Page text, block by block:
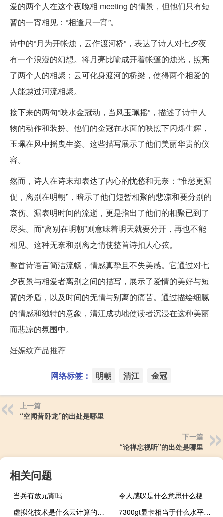
爱的两个人在这个夜晚相 meeting 的情景，但他们只有短
暂的一宵相见：“相逢只一宵”。
诗中的“月为开帐烛，云作渡河桥”，表达了诗人对七夕夜
有一个浪漫的幻想。将月亮比喻成开着帐篷的烛光，照亮
了两个人的相聚；云可化身渡河的桥梁，使得两个相爱的
人能越过河流相聚。
接下来的两句“映水金冠动，当风玉珮摇”，描述了诗中人
物的动作和装扮。他们的金冠在水面的映照下闪烁生辉，
玉珮在风中摇曳生姿。这些描写展示了他们美丽华贵的仪
容。
然而，诗人在诗末却表达了内心的忧愁和无奈：“惟愁更漏
促，离别在明朝”，暗示了他们短暂相聚的悲凉和要分别的
哀伤。漏表明时间的流逝，更是指出了他们的相聚已到了
尽头。而“离别在明朝”则意味着明天就要分开，再也不能
相见。这种无奈和别离之情使整首诗扣人心弦。
整首诗语言简洁流畅，情感真挚且不失美感。它通过对七
夕夜景与相爱者离别之间的描写，展示了爱情的美好与短
暂的矛盾，以及时间的无情与别离的痛苦。通过描绘细腻
的情感和独特的意象，清江成功地使读者沉浸在这种美丽
而悲凉的氛围中。
妊娠纹产品推荐
网络标签： 明朝 清江 金冠
上一篇
“空闻昔卧龙”的出处是哪里
下一篇
“论禅忘视听”的出处是哪里
相关问题
当兵有放元宵吗
令人感叹是什么意思什么梗
虚拟化技术是什么云计算的核心技术（虚拟化技术是什么）
7300gt显卡相当于什么水平（7300gt）